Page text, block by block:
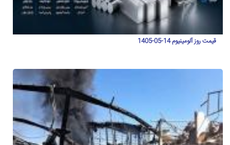
قیمت روز آلومینیوم 14-05-1405